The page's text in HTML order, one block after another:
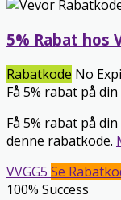
5% Rabat hos
Rabatkode No
Få 5% rabat på
Få 5% rabat på
denne rabatkode.
VVGG5 Se
100% Success